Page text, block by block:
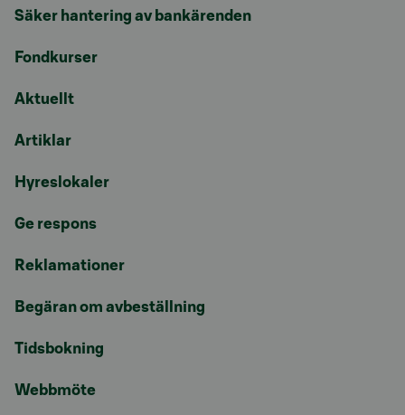
Säker hantering av bankärenden
Fondkurser
Aktuellt
Artiklar
Hyreslokaler
Ge respons
Reklamationer
Begäran om avbeställning
Tidsbokning
Webbmöte